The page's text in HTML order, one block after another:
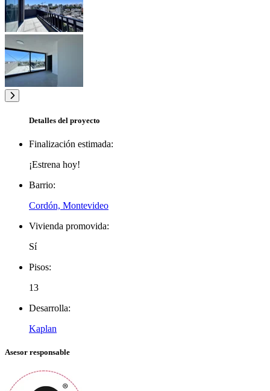
Detalles del proyecto
Finalización estimada:
¡Estrena hoy!
Barrio:
Cordón, Montevideo
Vivienda promovida:
Sí
Pisos:
13
Desarrolla:
Kaplan
Asesor responsable